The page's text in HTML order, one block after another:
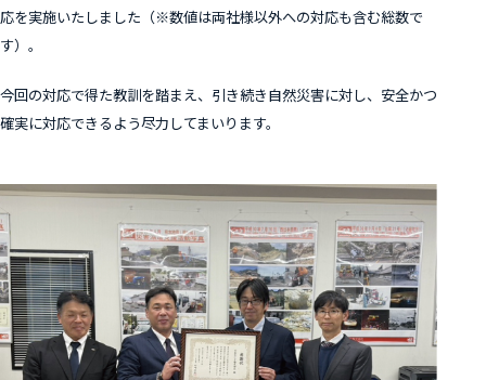
応を実施いたしました（※数値は両社様以外への対応も含む総数で
す）。
今回の対応で得た教訓を踏まえ、引き続き自然災害に対し、安全かつ
確実に対応できるよう尽力してまいります。